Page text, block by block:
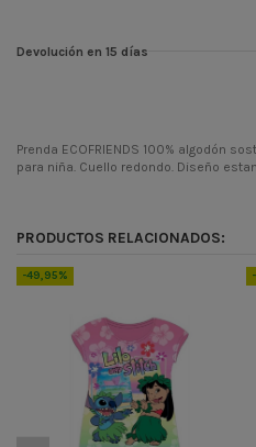
Devolución en 15 días
Prenda ECOFRIENDS 100% algodón
para niña. Cuello redondo. Diseño
Codigo
ean13 8445445665544
PRODUCTOS RELACIONADOS:
-49,95%